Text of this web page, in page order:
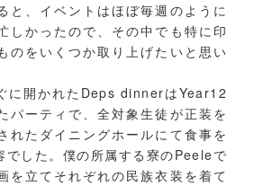
と、イベントはほぼ毎週のように
しかったので、その中でも特に印
のをいくつか取り上げたいと思い
に開かれたDeps dinnerはYear12
パーティで、全対象生徒が正装を
れたダイニングホールにて食事を
でした。僕の所属する寮のPeeleで
を立てそれぞれの民族衣装を着て